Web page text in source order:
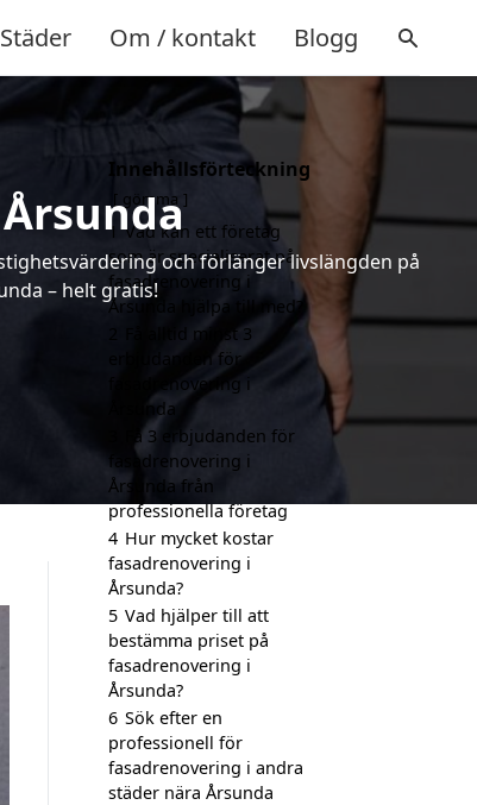
Städer Om / kontakt Blogg
och förlänger livslängden på
– helt gratis!
Innehållsförteckning
gömma
1 Vad kan ett företag
som är specialiserat på
fasadrenovering i
Årsunda hjälpa till med?
Få alltid minst 3
erbjudanden för
fasadrenovering i
Årsunda
Få 3 erbjudanden för
fasadrenovering i
Årsunda från
professionella företag
4 Hur mycket kostar
fasadrenovering i
Årsunda?
5 Vad hjälper till att
bestämma priset på
fasadrenovering i
Årsunda?
6 Sök efter en
professionell för
fasadrenovering i andra
städer nära Årsunda